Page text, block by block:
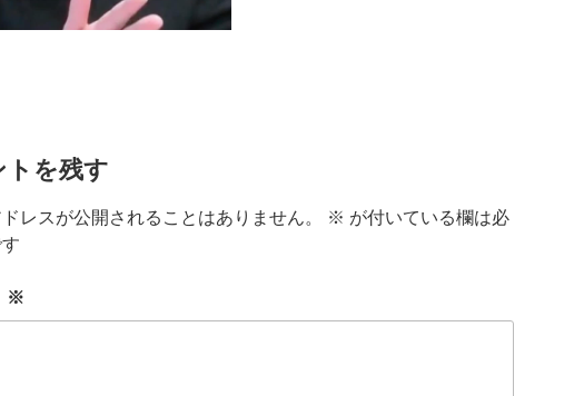
トを残す
レスが公開されることはありません。 ※ が付いている欄は必
※